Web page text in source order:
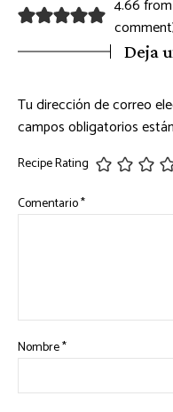
4.66
comment
Deja
Tu dirección de correo
campos obligatorios
Recipe Rating
Comentario*
Nombre*